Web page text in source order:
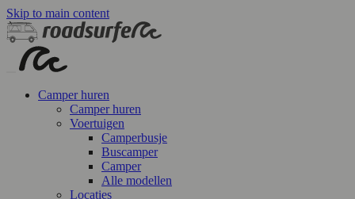
Skip to main content
Camper huren
Camper huren
Voertuigen
Camperbusje
Buscamper
Camper
Alle modellen
Locaties